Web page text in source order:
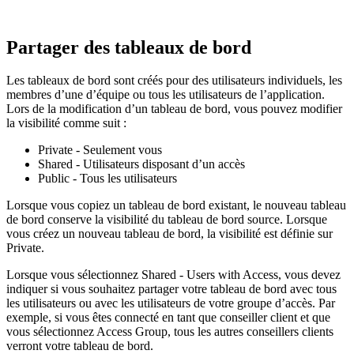
Partager des tableaux de bord
Les tableaux de bord sont créés pour des utilisateurs individuels, les
membres d’une d’équipe ou tous les utilisateurs de l’application.
Lors de la modification d’un tableau de bord, vous pouvez modifier
la visibilité comme suit :
Private - Seulement vous
Shared - Utilisateurs disposant d’un accès
Public - Tous les utilisateurs
Lorsque vous copiez un tableau de bord existant, le nouveau tableau
de bord conserve la visibilité du tableau de bord source. Lorsque
vous créez un nouveau tableau de bord, la visibilité est définie sur
Private.
Lorsque vous sélectionnez Shared - Users with Access, vous devez
indiquer si vous souhaitez partager votre tableau de bord avec tous
les utilisateurs ou avec les utilisateurs de votre groupe d’accès. Par
exemple, si vous êtes connecté en tant que conseiller client et que
vous sélectionnezAccess Group, tous les autres conseillers clients
verront votre tableau de bord.